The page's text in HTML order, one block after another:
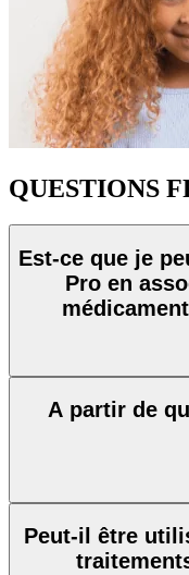
QUESTIONS
Est-ce que je
Pro en
A partir de
Peut-il être